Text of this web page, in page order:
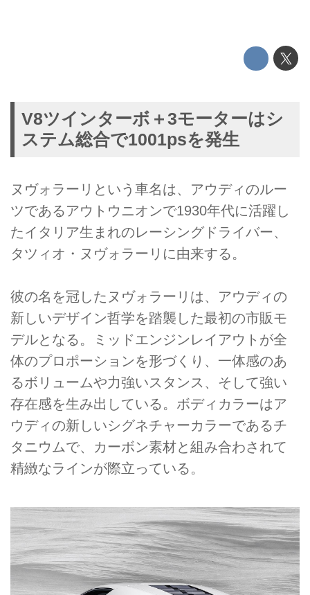
V8ツインターボ＋3モーターはシ
ステム総合で1001psを発生
ヌヴォラーリという車名は、アウディのルー
ツであるアウトウニオンで1930年代に活躍し
たイタリア生まれのレーシングドライバー、
タツィオ・ヌヴォラーリに由来する。
彼の名を冠したヌヴォラーリは、アウディの
新しいデザイン哲学を踏襲した最初の市販モ
デルとなる。ミッドエンジンレイアウトが全
体のプロポーションを形づくり、一体感のあ
るボリュームや力強いスタンス、そして強い
存在感を生み出している。ボディカラーはア
ウディの新しいシグネチャーカラーであるチ
タニウムで、カーボン素材と組み合わされて
精緻なラインが際立っている。